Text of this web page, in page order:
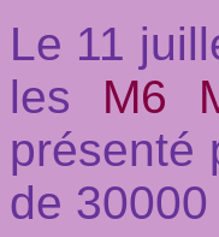
Le 11
les M6
présenté
de